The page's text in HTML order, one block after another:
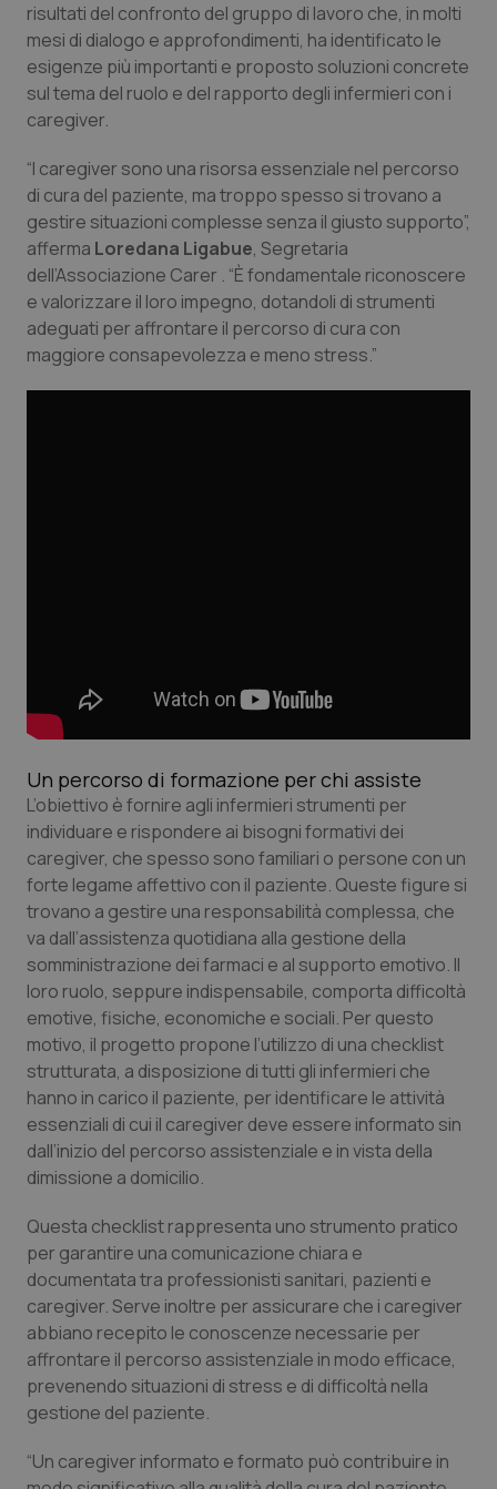
Piemonte
Provincia Autonoma di Bolzano
Puglia
Sardegna
Sicilia
Toscana
HIV
Infezioni & Febbre
Malattie rare
Malattia di Crohn & Rettocolite Ulcerosa
Neuroscienze & patologie neurodegenerative
Obesità
Quotidiano Cardiologia
Quotidiano Chirurgia
Quotidiano Oncologia
Quotidiano Pediatria
Rene & patologie urogenitali
Salute orale & impianti
Sangue & coagulazione
Tiroide
Tumore al seno
Tumore ovarico
Tumori del Polmone & Testa Collo
Tumori gastrointestinali
Ulcera & Reflusso
Vaccini
risultati del confronto del gruppo di lavoro che, in molti
mesi di dialogo e approfondimenti, ha identificato le
esigenze più importanti e proposto soluzioni concrete
sul tema del ruolo e del rapporto degli infermieri con i
caregiver.
“I caregiver sono una risorsa essenziale nel percorso
di cura del paziente, ma troppo spesso si trovano a
gestire situazioni complesse senza il giusto supporto”,
afferma Loredana Ligabue, Segretaria
dell’Associazione Carer . “È fondamentale riconoscere
e valorizzare il loro impegno, dotandoli di strumenti
adeguati per affrontare il percorso di cura con
maggiore consapevolezza e meno stress.”
Un percorso di formazione per chi assiste
L’obiettivo è fornire agli infermieri strumenti per
individuare e rispondere ai bisogni formativi dei
caregiver, che spesso sono familiari o persone con un
forte legame affettivo con il paziente. Queste figure si
trovano a gestire una responsabilità complessa, che
va dall’assistenza quotidiana alla gestione della
somministrazione dei farmaci e al supporto emotivo. Il
loro ruolo, seppure indispensabile, comporta difficoltà
emotive, fisiche, economiche e sociali. Per questo
motivo, il progetto propone l’utilizzo di una checklist
strutturata, a disposizione di tutti gli infermieri che
hanno in carico il paziente, per identificare le attività
essenziali di cui il caregiver deve essere informato sin
dall’inizio del percorso assistenziale e in vista della
dimissione a domicilio.
Questa checklist rappresenta uno strumento pratico
per garantire una comunicazione chiara e
documentata tra professionisti sanitari, pazienti e
caregiver. Serve inoltre per assicurare che i caregiver
abbiano recepito le conoscenze necessarie per
affrontare il percorso assistenziale in modo efficace,
prevenendo situazioni di stress e di difficoltà nella
gestione del paziente.
“Un caregiver informato e formato può contribuire in